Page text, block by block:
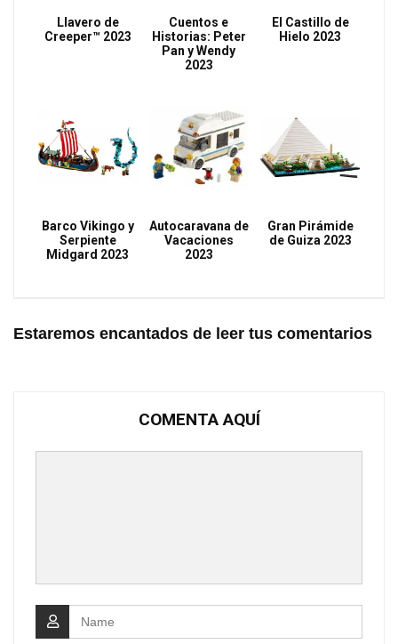
Llavero de
Creeper™ 2023
Cuentos e
Historias: Peter
Pan y Wendy
2023
El Castillo de
Hielo 2023
Barco Vikingo y
Serpiente
Midgard 2023
Autocaravana de
Vacaciones
2023
Gran Pirámide
de Guiza 2023
Estaremos encantados de leer tus comentarios
COMENTA AQUÍ